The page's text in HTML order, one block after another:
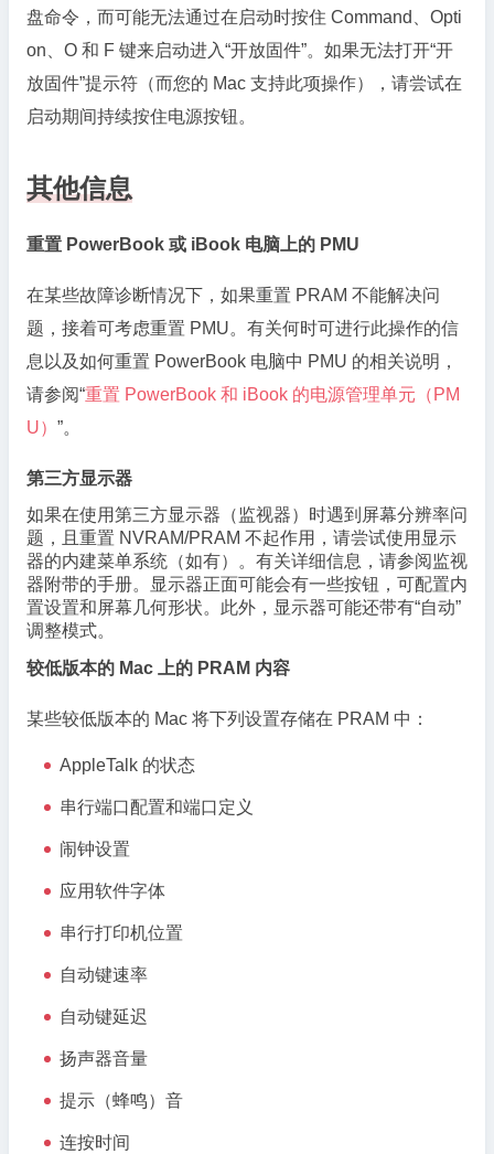
盘命令，而可能无法通过在启动时按住 Command、Opti
on、O 和 F 键来启动进入“开放固件”。如果无法打开“开
放固件”提示符（而您的 Mac 支持此项操作），请尝试在
启动期间持续按住电源按钮。
其他信息
重置 PowerBook 或 iBook 电脑上的 PMU
在某些故障诊断情况下，如果重置 PRAM 不能解决问
题，接着可考虑重置 PMU。有关何时可进行此操作的信
息以及如何重置 PowerBook 电脑中 PMU 的相关说明，
请参阅“重置 PowerBook 和 iBook 的电源管理单元（PM
U） ”。
第三方显示器
如果在使用第三方显示器（监视器）时遇到屏幕分辨率问
题，且重置 NVRAM/PRAM 不起作用，请尝试使用显示
器的内建菜单系统（如有）。有关详细信息，请参阅监视
器附带的手册。显示器正面可能会有一些按钮，可配置内
置设置和屏幕几何形状。此外，显示器可能还带有“自动”
调整模式。
较低版本的 Mac 上的 PRAM 内容
某些较低版本的 Mac 将下列设置存储在 PRAM 中：
AppleTalk 的状态
串行端口配置和端口定义
闹钟设置
应用软件字体
串行打印机位置
自动键速率
自动键延迟
扬声器音量
提示（蜂鸣）音
连按时间